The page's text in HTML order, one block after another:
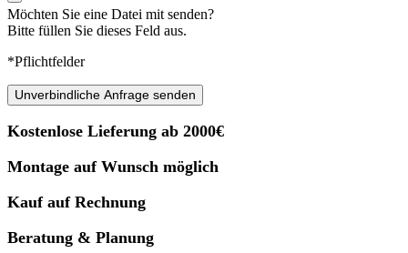
Möchten Sie eine Datei mit senden?
Bitte füllen Sie dieses Feld aus.
*Pflichtfelder
Unverbindliche Anfrage senden
Kostenlose Lieferung ab 2000€
Montage auf Wunsch möglich
Kauf auf Rechnung
Beratung & Planung